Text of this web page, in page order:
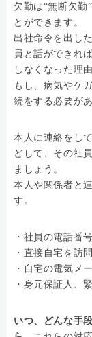
欠勤は“無断欠勤
とができます。
出社命令を出し
員と話ができれ
しなくなった理
もし、病気やケ
続をする必要が
本人に連絡をし
どして、その社
ましょう。
本人や関係者と
す。
・社員の電話番
・直接自宅を訪
・自宅の電気メ
・身元保証人、
いつ、どんな手